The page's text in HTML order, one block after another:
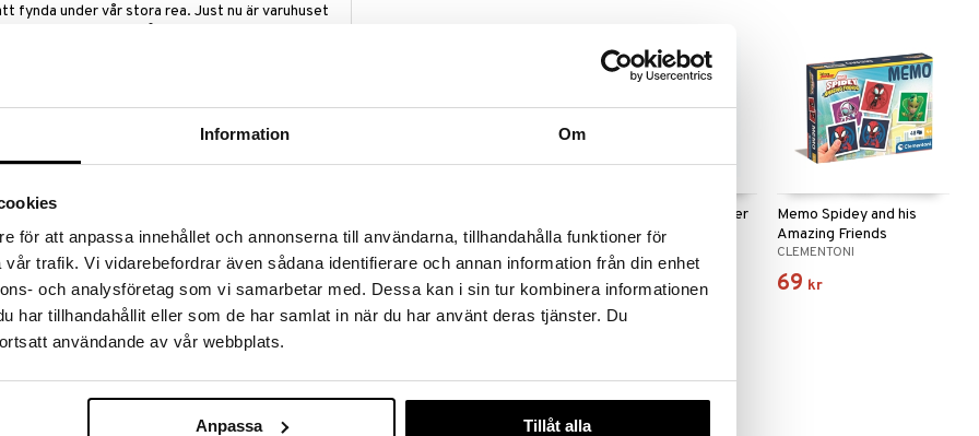
Information Om
för att anpassa innehållet och annonserna till användarna, tillhandahålla funktioner för
trafik. Vi vidarebefordrar även sådana identifierare och annan information från din enhet
och analysföretag som vi samarbetar med. Dessa kan i sin tur kombinera informationen
har tillhandahållit eller som de har samlat in när du har använt deras tjänster. Du
användande av vår webbplats.
Anpassa Tillåt alla
fynda under vår stora rea. Just nu är varuhuset
»
Agdas slott? ALF Spökjägarna är ett kusligt
ledtrådar, falska spår och andra spökjägare som
99 kr
Kortspel: Svarte Petter
Se
EGMONT KÄRNAN
45 kr
Memo Spidey and his
Amazing Friends
CLEMENTONI
69 kr